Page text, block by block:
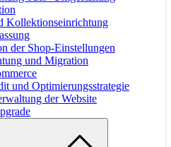
Kollektionseinrichtung
der Shop-Einstellungen
und Migration
und Optimierungsstrategie
der Website